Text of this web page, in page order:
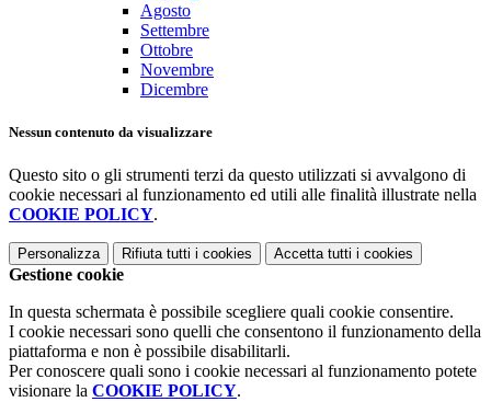
Agosto
Settembre
Ottobre
Novembre
Dicembre
Nessun contenuto da visualizzare
Questo sito o gli strumenti terzi da questo utilizzati si avvalgono di
cookie necessari al funzionamento ed utili alle finalità illustrate nella
COOKIE POLICY.
Personalizza Rifiuta tutti i cookies Accetta tutti i cookies
Gestione cookie
In questa schermata è possibile scegliere quali cookie consentire.
I cookie necessari sono quelli che consentono il funzionamento della
piattaforma e non è possibile disabilitarli.
Per conoscere quali sono i cookie necessari al funzionamento potete
visionare la COOKIE POLICY.